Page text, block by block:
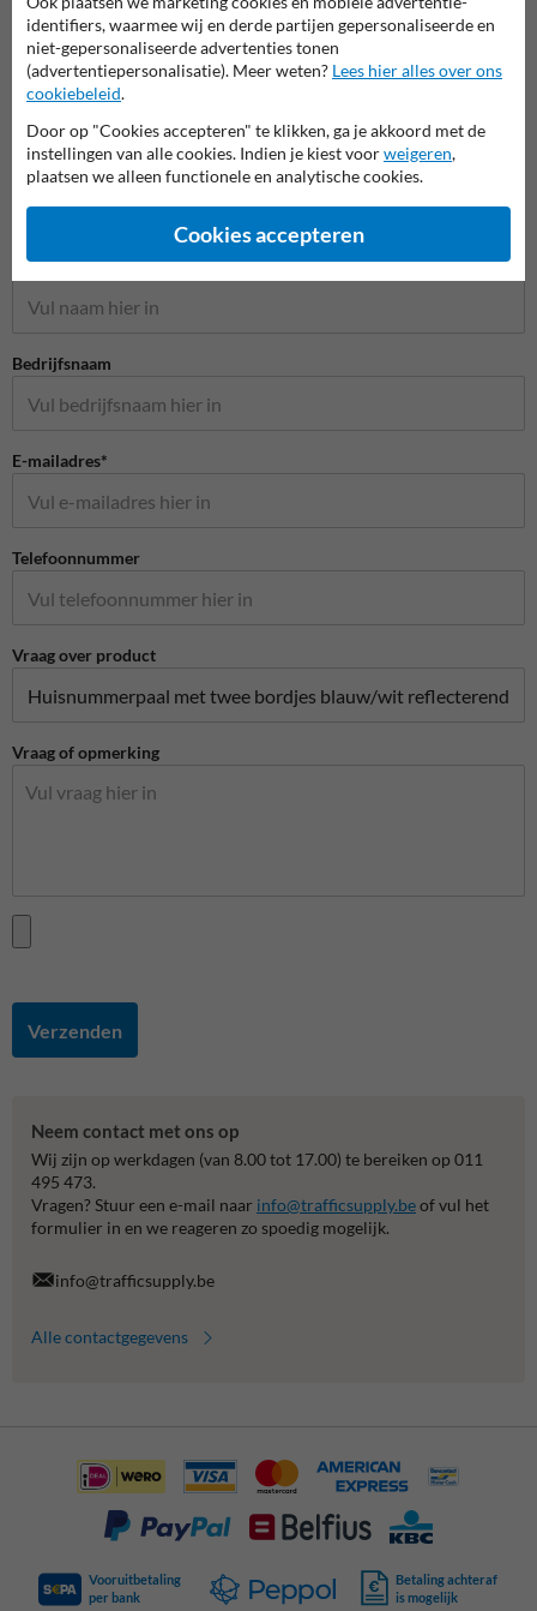
Stel je vraag aan Huisnummerpaal.be
Naam*
Bedrijfsnaam
E-mailadres*
Telefoonnummer
Vraag over product
Vraag of opmerking
Verzenden
Neem contact met ons op
Wij zijn op werkdagen (van 8.00 tot 17.00) te bereiken op 011
495 473.
Vragen? Stuur een e-mail naar info@trafficsupply.beof vul het
formulier in en we reageren zo spoedig mogelijk.
info@trafficsupply.be
Alle contactgegevens
Vooruitbetaling
per bank
Betaling achteraf
is mogelijk
identifiers, waarmee wij en derde partijen gepersonaliseerde en
niet-gepersonaliseerde advertenties tonen
(advertentiepersonalisatie). Meer weten? Lees hier alles over ons
cookiebeleid.
Door op "Cookies accepteren" te klikken, ga je akkoord met de
instellingen van alle cookies. Indien je kiest voorweigeren,
plaatsen we alleen functionele en analytische cookies.
Cookies accepteren